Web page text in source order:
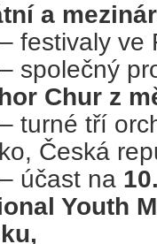
a
festivaly ve
společný
Chur z
turné tří
Česká
účast na
Youth